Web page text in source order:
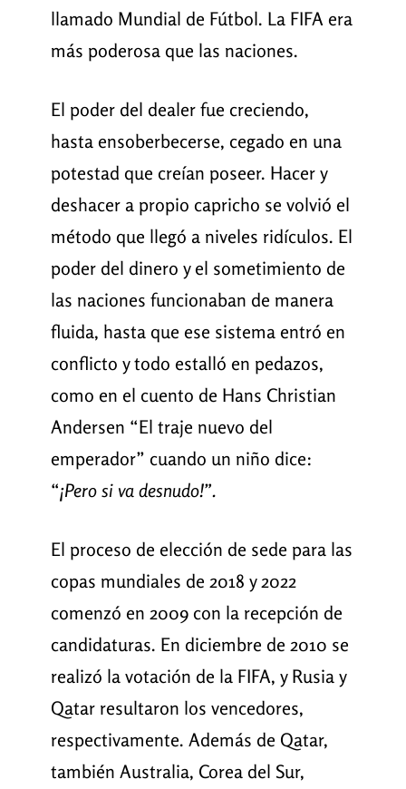
llamado Mundial de Fútbol. La FIFA era
más poderosa que las naciones.
El poder del dealer fue creciendo,
hasta ensoberbecerse, cegado en una
potestad que creían poseer. Hacer y
deshacer a propio capricho se volvió el
método que llegó a niveles ridículos. El
poder del dinero y el sometimiento de
las naciones funcionaban de manera
fluida, hasta que ese sistema entró en
conflicto y todo estalló en pedazos,
como en el cuento de Hans Christian
Andersen “El traje nuevo del
emperador” cuando un niño dice:
“¡Pero si va desnudo!”.
El proceso de elección de sede para las
copas mundiales de 2018 y 2022
comenzó en 2009 con la recepción de
candidaturas. En diciembre de 2010 se
realizó la votación de la FIFA, y Rusia y
Qatar resultaron los vencedores,
respectivamente. Además de Qatar,
también Australia, Corea del Sur,